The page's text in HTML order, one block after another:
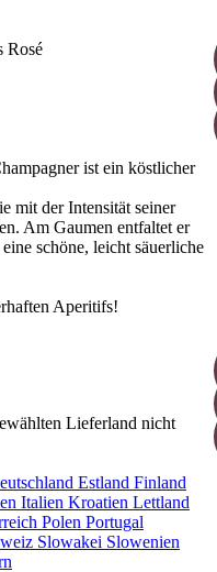
ist ein köstlicher
mit der Intensität seiner
Am Gaumen entfaltet er
schöne, leicht säuerliche
Aperitifs!
Lieferland nicht
Estland Finland
Italien Kroatien Lettland
Polen Portugal
Slowakei Slowenien